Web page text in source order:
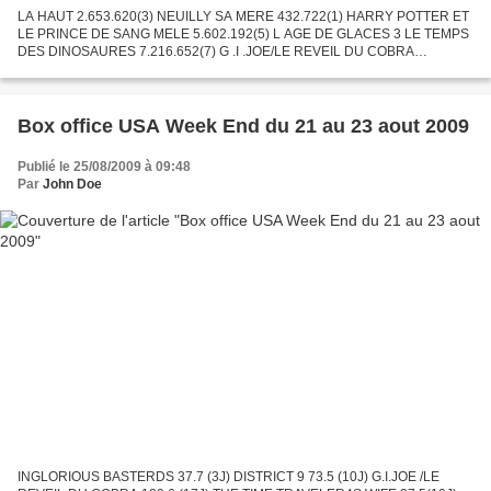
LA HAUT 2.653.620(3) NEUILLY SA MERE 432.722(1) HARRY POTTER ET
LE PRINCE DE SANG MELE 5.602.192(5) L AGE DE GLACES 3 LE TEMPS
DES DINOSAURES 7.216.652(7) G .I .JOE/LE REVEIL DU COBRA
VERY...
Box office USA Week End du 21 au 23 aout 2009
Publié le 25/08/2009 à 09:48
Par John Doe
INGLORIOUS BASTERDS 37.7 (3J) DISTRICT 9 73.5 (10J) G.I.JOE /LE